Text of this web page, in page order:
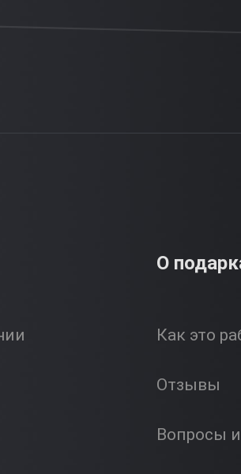
О
Как это
Отзывы
Вопросы